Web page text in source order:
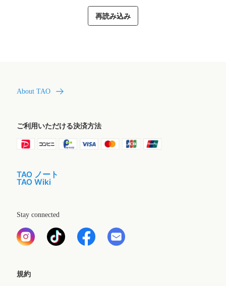
再読み込み
About TAO
ご利用いただける決済方法
TAO ノート
TAO Wiki
Stay connected
規約